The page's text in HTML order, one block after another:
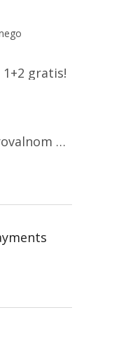
5 stars.
1+2 gratis!
5 stars.
LED svjetiljka s mikrovalnom pećnicom i svjetlosnim senzorom 36W, 3820lm, okrugla, bijeli okvir/2-PACK!
5 stars.